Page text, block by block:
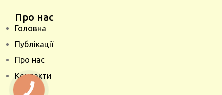
Про нас
Головна
Публікації
Про нас
Контакти